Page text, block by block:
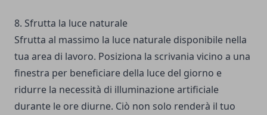
8. Sfrutta la luce naturale
Sfrutta al massimo la luce naturale disponibile nella
tua area di lavoro. Posiziona la scrivania vicino a una
finestra per beneficiare della luce del giorno e
ridurre la necessità di illuminazione artificiale
durante le ore diurne. Ciò non solo renderà il tuo